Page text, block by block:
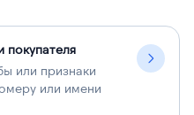
покупателя
или признаки
или имени